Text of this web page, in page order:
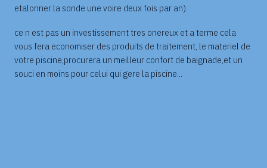
etalonner la sonde une voire deux fois par an).
ce n est pas un investissement tres onereux et a terme cela
vous fera economiser des produits de traitement, le materiel de
votre piscine,procurera un meilleur confort de baignade,et un
souci en moins pour celui qui gere la piscine...